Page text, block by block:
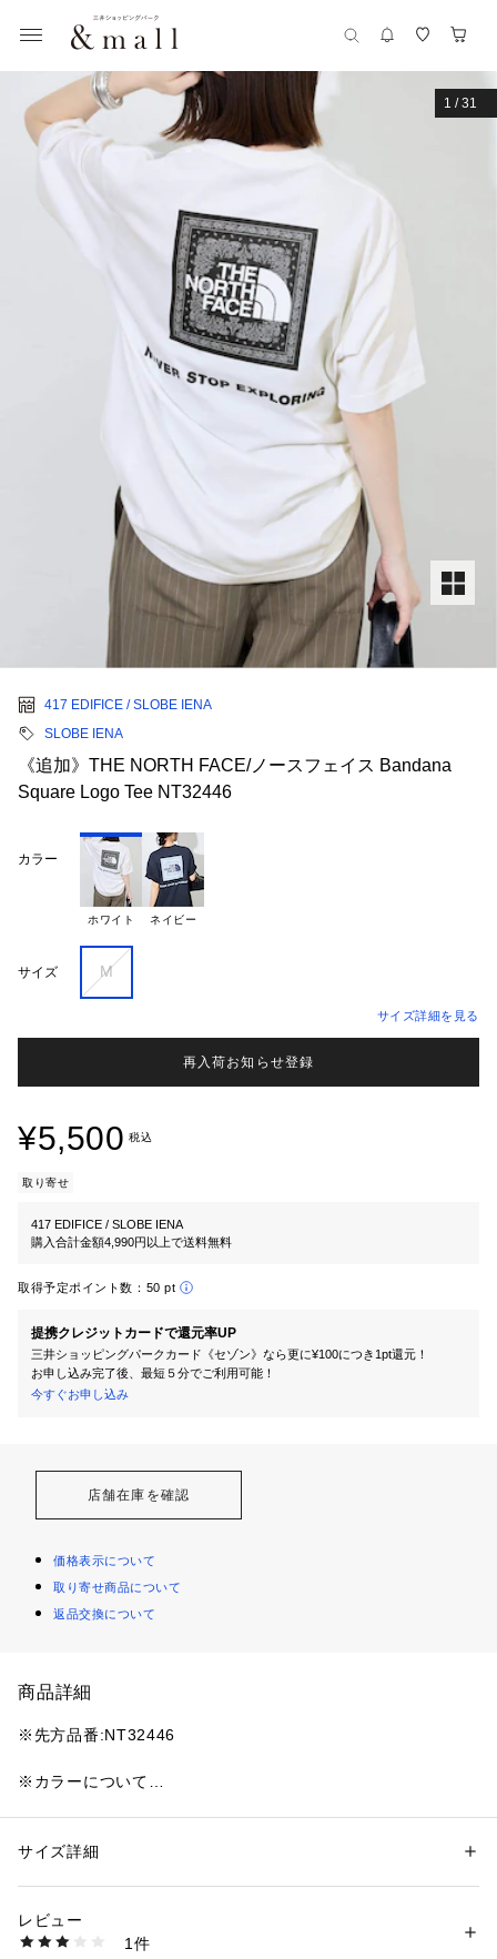
1 /31
417 EDIFICE / SLOBE IENA
SLOBE IENA
《追加》THE NORTH FACE/ノースフェイス Bandana
Square Logo Tee NT32446
カラー
ホワイト ネイビー
サイズ M
サイズ詳細を見る
再入荷お知らせ登録
¥5,500 税込
取り寄せ
417 EDIFICE / SLOBE IENA
購入合計金額4,990円以上で送料無料
取得予定ポイント数： 50 pt
提携クレジットカードで還元率UP
三井ショッピングパークカード《セゾン》なら更に¥100につき1pt還元！
お申し込み完了後、最短５分でご利用可能！
今すぐお申し込み
店舗在庫を確認
価格表示について
取り寄せ商品について
返品交換について
商品詳細
※先方品番:NT32446
※カラーについて
ネイビー(040):UN アーバンネイビー
弊社販売サイズ:メーカーサイズ
M(803):M
性別：レディース
素材：本体:ポリエステル73%、綿27%
洗濯：本体:洗濯機洗い（弱）
※詳しい洗濯方法については、商品の品質表示タグをご覧ください
サイズ詳細
レビュー
1件